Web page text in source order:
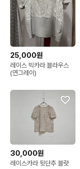
25,000원
레이스 빅카라 블라우스
(연그레이)
30,000원
레이스카라 뒷단추 블랏